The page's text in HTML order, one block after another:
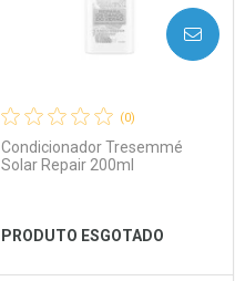
Ver Desconto Convênio
(0)
Condicionador Tresemmé
Solar Repair 200ml
PRODUTO ESGOTADO
AVISE-ME